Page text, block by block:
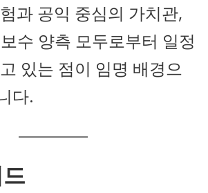
과 공익 중심의 가치관,
수 양측 모두로부터 일정
있는 점이 임명 배경으
다.